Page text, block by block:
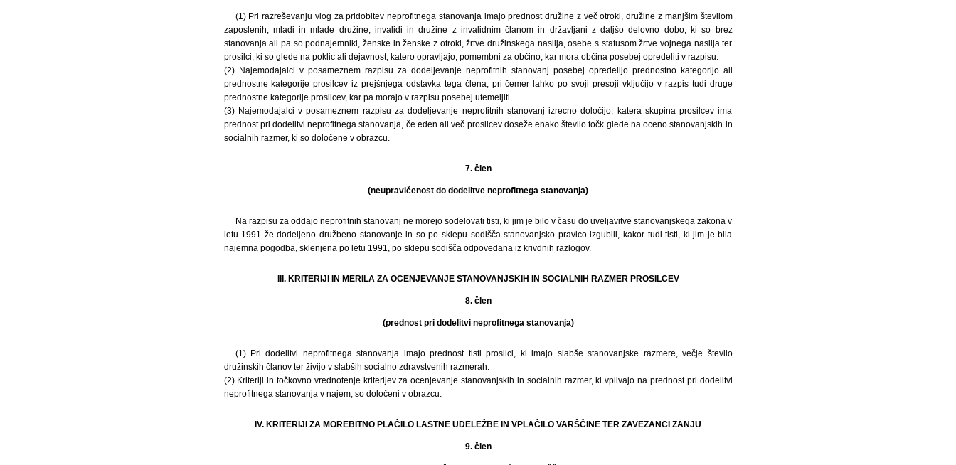
(1) Pri razreševanju vlog za pridobitev neprofitnega stanovanja imajo prednost družine z več otroki, družine z manjšim številom
zaposlenih, mladi in mlade družine, invalidi in družine z invalidnim članom in državljani z daljšo delovno dobo, ki so brez
stanovanja ali pa so podnajemniki, ženske in ženske z otroki, žrtve družinskega nasilja, osebe s statusom žrtve vojnega nasilja ter
prosilci, ki so glede na poklic ali dejavnost, katero opravljajo, pomembni za občino, kar mora občina posebej opredeliti v razpisu.
(2) Najemodajalci v posameznem razpisu za dodeljevanje neprofitnih stanovanj posebej opredelijo prednostno kategorijo ali
prednostne kategorije prosilcev iz prejšnjega odstavka tega člena, pri čemer lahko po svoji presoji vključijo v razpis tudi druge
prednostne kategorije prosilcev, kar pa morajo v razpisu posebej utemeljiti.
(3) Najemodajalci v posameznem razpisu za dodeljevanje neprofitnih stanovanj izrecno določijo, katera skupina prosilcev ima
prednost pri dodelitvi neprofitnega stanovanja, če eden ali več prosilcev doseže enako število točk glede na oceno stanovanjskih in
socialnih razmer, ki so določene v obrazcu.
7. člen
(neupravičenost do dodelitve neprofitnega stanovanja)
Na razpisu za oddajo neprofitnih stanovanj ne morejo sodelovati tisti, ki jim je bilo v času do uveljavitve stanovanjskega zakona v
letu 1991 že dodeljeno družbeno stanovanje in so po sklepu sodišča stanovanjsko pravico izgubili, kakor tudi tisti, ki jim je bila
najemna pogodba, sklenjena po letu 1991, po sklepu sodišča odpovedana iz krivdnih razlogov.
III. KRITERIJI IN MERILA ZA OCENJEVANJE STANOVANJSKIH IN SOCIALNIH RAZMER PROSILCEV
8. člen
(prednost pri dodelitvi neprofitnega stanovanja)
(1) Pri dodelitvi neprofitnega stanovanja imajo prednost tisti prosilci, ki imajo slabše stanovanjske razmere, večje število
družinskih članov ter živijo v slabših socialno zdravstvenih razmerah.
(2) Kriteriji in točkovno vrednotenje kriterijev za ocenjevanje stanovanjskih in socialnih razmer, ki vplivajo na prednost pri dodelitvi
neprofitnega stanovanja v najem, so določeni v obrazcu.
IV. KRITERIJI ZA MOREBITNO PLAČILO LASTNE UDELEŽBE IN VPLAČILO VARŠČINE TER ZAVEZANCI ZANJU
9. člen